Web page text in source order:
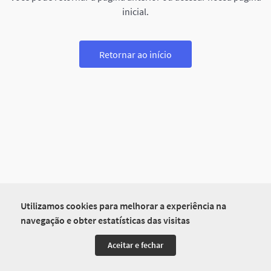
Utilizamos cookies para melhorar a experiência na
navegação e obter estatísticas das visitas
Aceitar e fechar
inicial.
Retornar ao início